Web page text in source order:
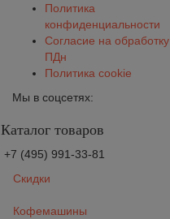
Политика
конфиденциальности
Согласие на обработку
ПДн
Политика cookie
Мы в соцсетях:
Каталог товаров
+7 (495) 991-33-81
Скидки
Кофемашины